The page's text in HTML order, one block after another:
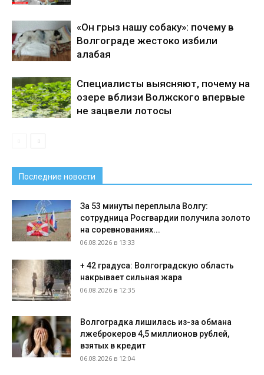
«Он грыз нашу собаку»: почему в
Волгограде жестоко избили
алабая
Специалисты выясняют, почему на
озере вблизи Волжского впервые
не зацвели лотосы
Последние новости
За 53 минуты переплыла Волгу:
сотрудница Росгвардии получила золото
на соревнованиях...
06.08.2026 в 13:33
+ 42 градуса: Волгоградскую область
накрывает сильная жара
06.08.2026 в 12:35
Волгоградка лишилась из-за обмана
лжеброкеров 4,5 миллионов рублей,
взятых в кредит
06.08.2026 в 12:04